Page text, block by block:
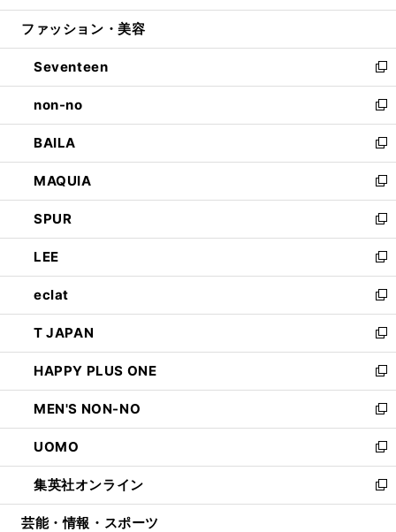
開
ウ
開
く
ン
ウ
で
開
く
ウ
ン
ド
ウ
で
開
く
ファッション・美容
Seventeen
新
し
い
ウ
ィ
ン
ド
ウ
で
開
く
non-no
新
し
い
ウ
ィ
ン
ド
ウ
で
開
く
BAILA
新
し
い
ウ
ィ
ン
ド
ウ
で
開
く
MAQUIA
新
し
い
ウ
ィ
ン
ド
ウ
で
開
く
SPUR
新
し
い
ウ
ィ
ン
ド
ウ
で
開
く
LEE
新
し
い
ウ
ィ
ン
ド
ウ
で
開
く
eclat
新
し
い
ウ
ィ
ン
ド
ウ
で
開
く
T JAPAN
新
し
い
ウ
ィ
ン
ド
ウ
で
開
HAPPY PLUS ONE
新
し
い
ウ
ィ
ン
ド
ウ
MEN'S NON-NO
新
し
い
ウ
ィ
ン
UOMO
新
し
い
ウ
集英社オンライン
新
し
芸能・情報・スポーツ